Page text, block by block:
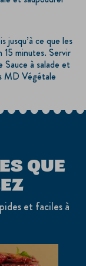
jusqu’à ce que les
minutes. Servir
Sauce à salade et
MD Végétale
QUE
et faciles à